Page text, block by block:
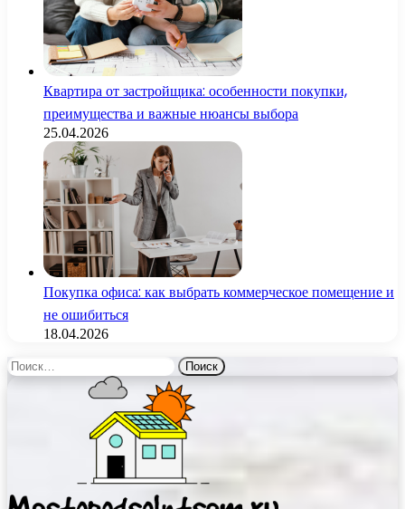
Квартира от застройщика: особенности покупки,
преимущества и важные нюансы выбора
25.04.2026
Покупка офиса: как выбрать коммерческое помещение и
не ошибиться
18.04.2026
Найти: